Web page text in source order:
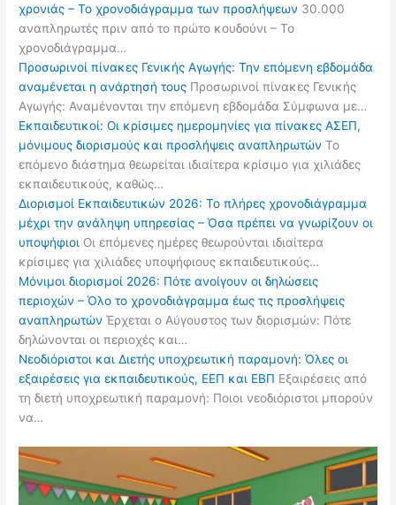
χρονιάς – Το χρονοδιάγραμμα των προσλήψεων 30.000
αναπληρωτές πριν από το πρώτο κουδούνι – Το
χρονοδιάγραμμα…
Προσωρινοί πίνακες Γενικής Αγωγής: Την επόμενη εβδομάδα
αναμένεται η ανάρτησή τους Προσωρινοί πίνακες Γενικής
Αγωγής: Αναμένονται την επόμενη εβδομάδα Σύμφωνα με…
Εκπαιδευτικοί: Οι κρίσιμες ημερομηνίες για πίνακες ΑΣΕΠ,
μόνιμους διορισμούς και προσλήψεις αναπληρωτών Το
επόμενο διάστημα θεωρείται ιδιαίτερα κρίσιμο για χιλιάδες
εκπαιδευτικούς, καθώς…
Διορισμοί Εκπαιδευτικών 2026: Το πλήρες χρονοδιάγραμμα
μέχρι την ανάληψη υπηρεσίας – Όσα πρέπει να γνωρίζουν οι
υποψήφιοι Οι επόμενες ημέρες θεωρούνται ιδιαίτερα
κρίσιμες για χιλιάδες υποψήφιους εκπαιδευτικούς…
Μόνιμοι διορισμοί 2026: Πότε ανοίγουν οι δηλώσεις
περιοχών – Όλο το χρονοδιάγραμμα έως τις προσλήψεις
αναπληρωτών Έρχεται ο Αύγουστος των διορισμών: Πότε
δηλώνονται οι περιοχές και…
Νεοδιόριστοι και Διετής υποχρεωτική παραμονή: Όλες οι
εξαιρέσεις για εκπαιδευτικούς, ΕΕΠ και ΕΒΠ Εξαιρέσεις από
τη διετή υποχρεωτική παραμονή: Ποιοι νεοδιόριστοι μπορούν
να…